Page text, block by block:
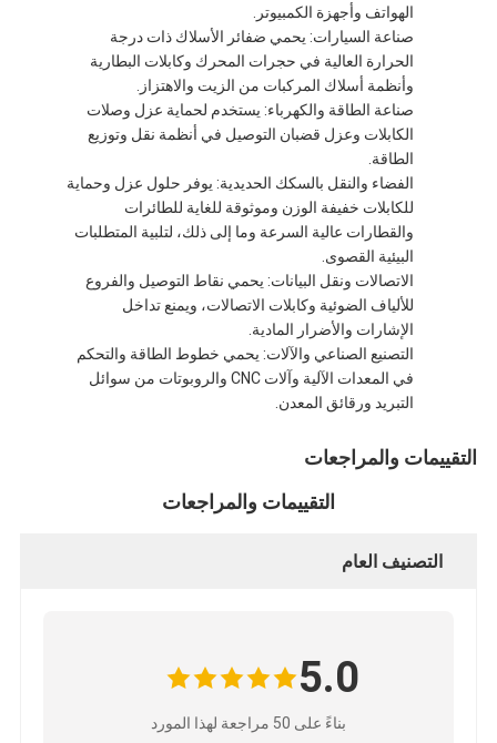
جولة في المعمل
مراقبة الجودة
اتصل بنا
شريط عازل لاصق
شريط عزل قماش زجاجي
شريط عازل مقاوم للحرارة
شريط لاصق من القماش الزجاجي
شريط لاصق فيلم بوليميد
شريط لاصق رقائق الألومنيوم
شريط من القماش الزجاجي المصنوع من رقائق الألومنيوم
ورق الكرافت ذو الوجه احباط
شريط احباط سكريم
الهواتف وأجهزة الكمبيوتر.
صناعة السيارات: يحمي ضفائر الأسلاك ذات درجة
الحرارة العالية في حجرات المحرك وكابلات البطارية
وأنظمة أسلاك المركبات من الزيت والاهتزاز.
صناعة الطاقة والكهرباء: يستخدم لحماية عزل وصلات
الكابلات وعزل قضبان التوصيل في أنظمة نقل وتوزيع
الطاقة.
الفضاء والنقل بالسكك الحديدية: يوفر حلول عزل وحماية
للكابلات خفيفة الوزن وموثوقة للغاية للطائرات
والقطارات عالية السرعة وما إلى ذلك، لتلبية المتطلبات
البيئية القصوى.
الاتصالات ونقل البيانات: يحمي نقاط التوصيل والفروع
للألياف الضوئية وكابلات الاتصالات، ويمنع تداخل
الإشارات والأضرار المادية.
التصنيع الصناعي والآلات: يحمي خطوط الطاقة والتحكم
في المعدات الآلية وآلات CNC والروبوتات من سوائل
التبريد ورقائق المعدن.
التقييمات والمراجعات
التقييمات والمراجعات
التصنيف العام
5.0
بناءً على 50 مراجعة لهذا المورد